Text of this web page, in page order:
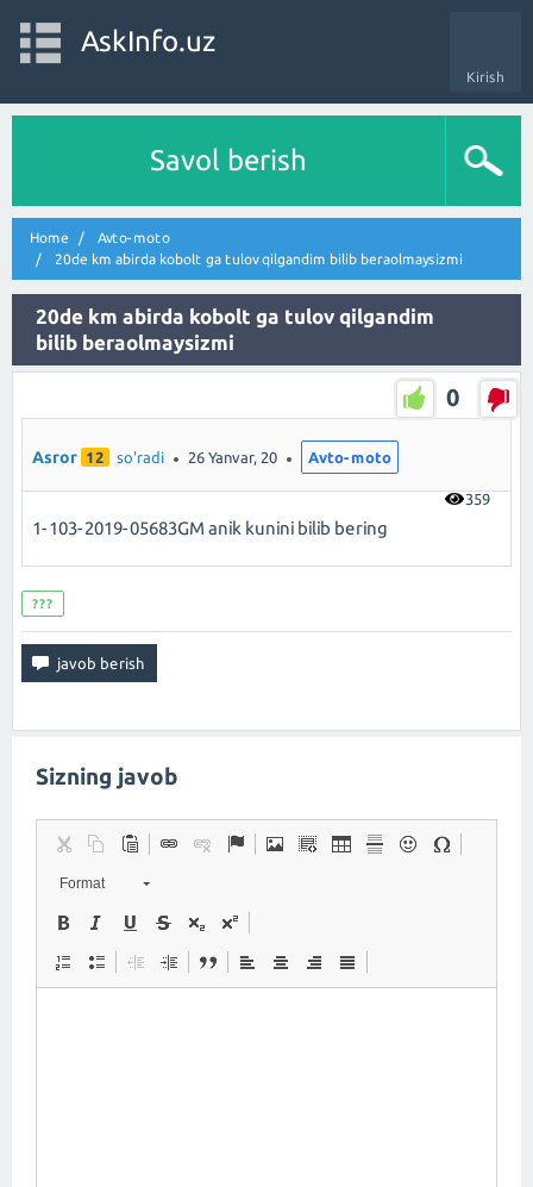
Kirish
AskInfo.uz
Savol berish
Home
Avto-moto
20de km abirda kobolt ga tulov qilgandim bilib beraolmaysizmi
20de km abirda kobolt ga tulov qilgandim
bilib beraolmaysizmi
0
359
Asror 12 so'radi 26 Yanvar, 20 Avto-moto
1-103-2019-05683GM anik kunini bilib bering
???
Sizning javob
Format